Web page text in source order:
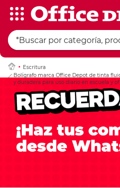
Escritura
Bolígrafo marca Office Depot de tinta
y duradera para uso diario en escuela y